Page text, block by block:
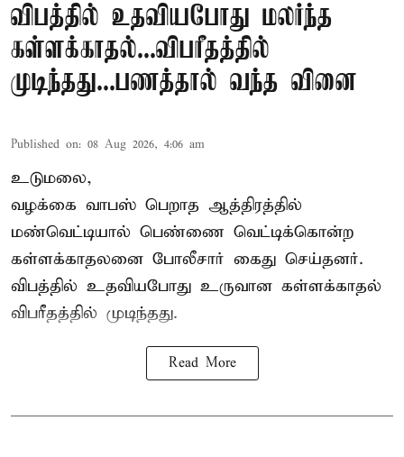
விபத்தில் உதவியபோது மலர்ந்த
கள்ளக்காதல்...விபரீதத்தில்
முடிந்தது...பணத்தால் வந்த வினை
Published on: 08 Aug 2026, 4:06 am
உடுமலை,
வழக்கை வாபஸ் பெறாத ஆத்திரத்தில்
மண்வெட்டியால் பெண்ணை வெட்டிக்கொன்ற
கள்ளக்காதலனை போலீசார் கைது செய்தனர்.
விபத்தில் உதவியபோது உருவான கள்ளக்காதல்
விபரீதத்தில் முடிந்தது.
Read More